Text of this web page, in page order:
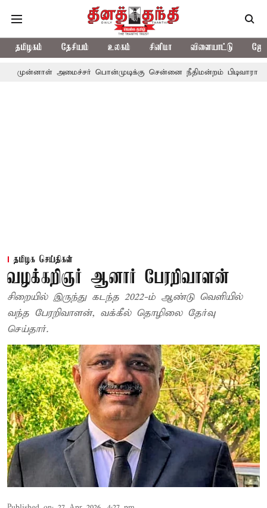
தமிழகம் தேசியம் உலகம் சினிமா விளையாட்டு
அமைச்சர் பொன்முடிக்கு சென்னை நீதிமன்றம் பிடிவாராண்ட்
தமிழக செய்திகள்
வழக்கறிஞர் ஆனார் பேரறிவாளன்
சிறையில் இருந்து கடந்த 2022-ம் ஆண்டு வெளியில்
வந்த பேரறிவாளன், வக்கீல் தொழிலை தேர்வு
செய்தார்.